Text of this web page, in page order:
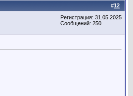
#12
Регистрация: 31.05.2025
Сообщений: 250